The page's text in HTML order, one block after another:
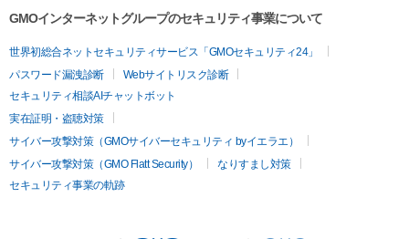
GMOインターネットグループのセキュリティ事業について
世界初総合ネットセキュリティサービス「GMOセキュリティ24」
パスワード漏洩診断
Webサイトリスク診断
セキュリティ相談AIチャットボット
実在証明・盗聴対策
サイバー攻撃対策（GMOサイバーセキュリティ byイエラエ）
サイバー攻撃対策（GMO Flatt Security）
なりすまし対策
セキュリティ事業の軌跡